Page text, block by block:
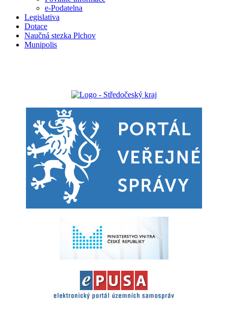
e-Podatelna
Legislativa
Dotace
Naučná stezka Plchov
Munipolis